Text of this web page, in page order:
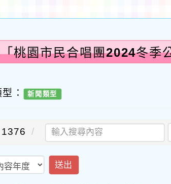
桃園市民合唱團2024冬季
： 新聞類型
送出